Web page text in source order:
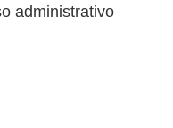
administrativo